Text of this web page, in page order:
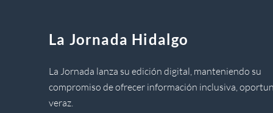
La Jornada Hidalgo
La Jornada lanza su edición digital, manteniendo su
compromiso de ofrecer información inclusiva,
veraz.